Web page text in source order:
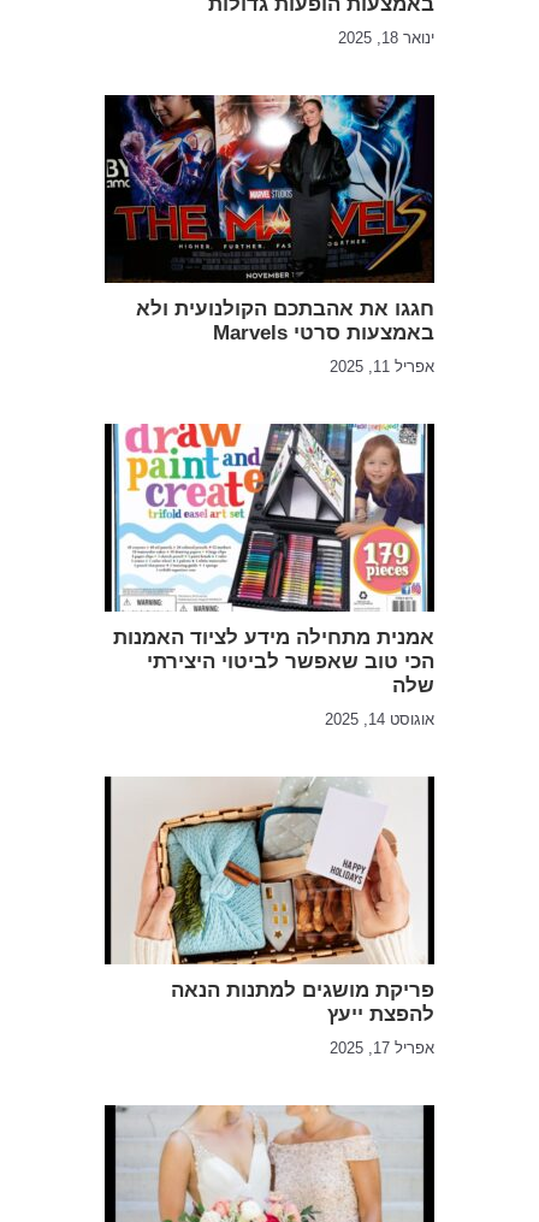
ינואר 18, 2025
חגגו את אהבתכם הקולנועית ולא
באמצעות סרטי Marvels
אפריל 11, 2025
אמנית מתחילה מידע לציוד האמנות
הכי טוב שאפשר לביטוי היצירתי
שלה
אוגוסט 14, 2025
פריקת מושגים למתנות הנאה
להפצת ייעץ
אפריל 17, 2025